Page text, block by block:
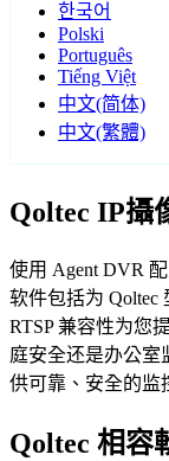
한국어
Polski
Português
Tiếng Việt
中文(简体)
中文(繁體)
Qoltec IP攝
使用 Agent DVR
软件包括为 Qoltec
RTSP 兼容性为您
庭安全还是办公室
供可靠、安全的监
Qoltec 相容